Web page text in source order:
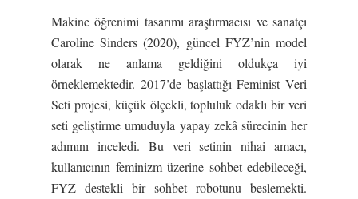
Makine öğrenimi tasarımı araştırmacısı ve sanatçı
Caroline Sinders (2020), güncel FYZ’nin model
olarak ne anlama geldiğini oldukça iyi
örneklemektedir. 2017’de başlattığı Feminist Veri
Seti projesi, küçük ölçekli, topluluk odaklı bir veri
seti geliştirme umuduyla yapay zekâ sürecinin her
adımını inceledi. Bu veri setinin nihai amacı,
kullanıcının feminizm üzerine sohbet edebileceği,
FYZ destekli bir sohbet robotunu beslemekti.